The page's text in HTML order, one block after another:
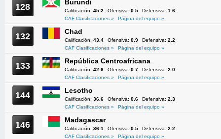
128 Burundi
Calificación: 45.2 Ofensiva: 0.5 Defensiva: 1.6
CAF Clasificaciones »
Página del equipo »
132 Chad
Calificación: 43.4 Ofensiva: 0.9 Defensiva: 2.2
CAF Clasificaciones »
Página del equipo »
133 República Centroafricana
Calificación: 42.6 Ofensiva: 0.7 Defensiva: 2.0
CAF Clasificaciones »
Página del equipo »
144 Lesotho
Calificación: 36.6 Ofensiva: 0.6 Defensiva: 2.3
CAF Clasificaciones »
Página del equipo »
146 Madagascar
Calificación: 36.1 Ofensiva: 0.5 Defensiva: 2.2
CAF Clasificaciones »
Página del equipo »